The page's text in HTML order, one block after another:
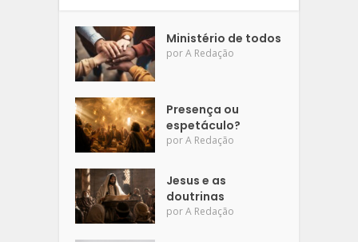
Ministério de todos
porA Redação
Presença ou
espetáculo?
porA Redação
Jesus e as
doutrinas
porA Redação